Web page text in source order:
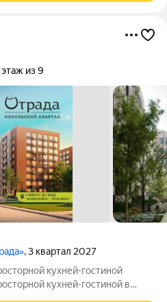
этаж из 9
, 3 квартал 2027
кухней-гостиной
кухней-гостиной в